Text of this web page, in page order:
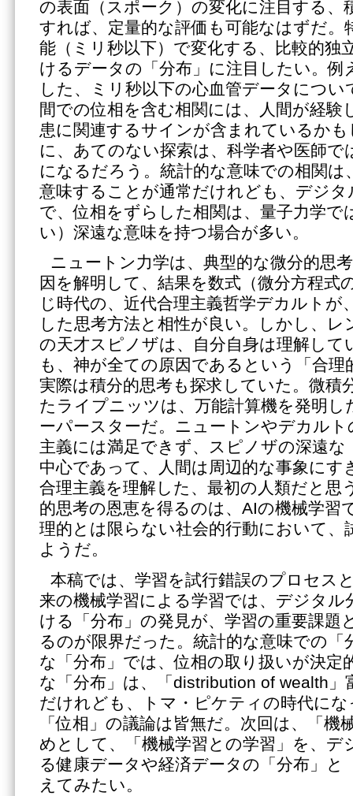
の表面（スポーク）の変化に注目する、
すれば、定量的な評価も可能なはずだ。
能（ミリ秒以下）で変化する、比較的独
けるデータの「分布」に注目したい。例
した、ミリ秒以下の心血管データについ
間での位相を含む相関には、人間が経験
患に関連するサインが含まれているか
に、あてのない探索は、科学者や医師で
になるだろう。統計的な意味での相関は
意味することが通常だけれども、デジタ
で、位相をずらした相関は、量子力学で
い）深遠な意味を持つ場合が多い。
ニュートン力学は、典型的な微分的思
因を解明して、結果を数式（微分方程式
じ時代の、近代合理主義哲学デカルトが
した思考方法と相性が良い。しかし、レ
の天才スピノザは、自分自身は理解し
も、神が全ての原因であるという「合理
実際は積分的思考も探求していた。微積
たライプニッツは、万能計算機を発明し
ーパースターだ。ニュートンやデカルト
主義には満足できず、スピノザの深遠な
中心であって、人間は周辺的な事象にす
合理主義を理解した、最初の人類だと思
的思考の恩恵を得るのは、AIの機械学習
理的とは限らない社会的行動において、
ようだ。
本稿では、学習を試行錯誤のプロセス
来の機械学習による学習では、デジタル
ける「分布」の発見が、学習の重要課題
るのが限界だった。統計的な意味での「
な「分布」では、位相の取り扱いが決定
な「分布」は、「distribution of wealth」
だけれども、トマ・ピケティの時代に
「位相」の議論は皆無だ。次回は、「機
めとして、「機械学習との学習」を、デ
る健康データや経済データの「分布」と
えてみたい。